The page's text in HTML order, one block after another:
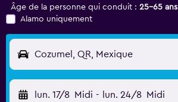
Âge de la personne qui conduit : 25-65 ans
Alamo uniquement
Cozumel, QR, Mexique
lun. 17/8 Midi - lun. 24/8 Midi